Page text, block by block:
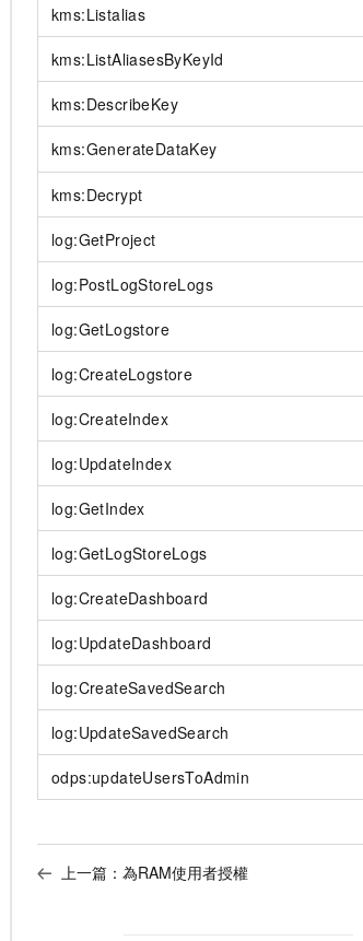
kms:Listalias
kms:ListAliasesByKeyId
kms:DescribeKey
kms:GenerateDataKey
kms:Decrypt
log:GetProject
log:PostLogStoreLogs
log:GetLogstore
log:CreateLogstore
log:CreateIndex
log:UpdateIndex
log:GetIndex
log:GetLogStoreLogs
log:CreateDashboard
log:UpdateDashboard
log:CreateSavedSearch
log:UpdateSavedSearch
odps:updateUsersToAdmin
上一篇： 為RAM使用者授權